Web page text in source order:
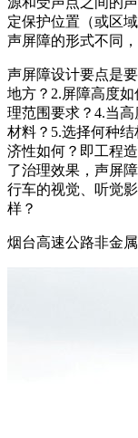
定保护位置（或区
声屏障的形式不同
声屏障设计要点是
地方？2.屏障高度
理范围要求？4.当
材料？5.选择何种
济性如何？即工程
了治理效果，声屏
行车的视觉、听觉
样？
烟台高速公路非金